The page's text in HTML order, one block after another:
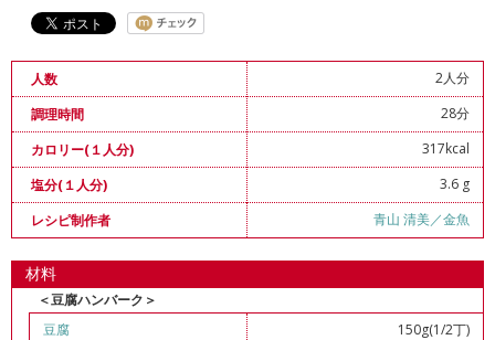
人数
2人分
調理時間
28分
カロリー(１人分)
317kcal
塩分(１人分)
3.6 g
レシピ制作者
青山 清美／金魚
材料
＜豆腐ハンバーク＞
豆腐
150g(1/2丁)